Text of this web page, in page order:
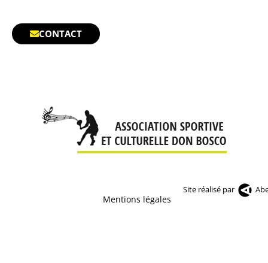
CONTACT
Mentions légales
Site réalisé par